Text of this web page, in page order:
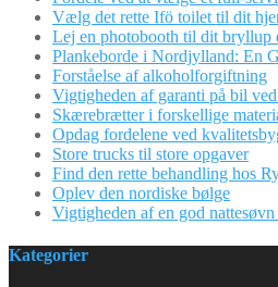
Vælg det rette Ifö toilet til dit
Lej en photobooth til dit bryllup
Plankeborde i Nordjylland: En
Forståelse af alkoholforgiftning
Vigtigheden af garanti på bil
Skærebrætter i forskellige
Opdag fordelene ved
Store trucks til store opgaver
Find den rette behandling hos
Oplev den nordiske bølge
Vigtigheden af en god
Kategorier